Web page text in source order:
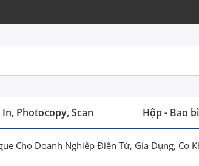
In, Photocopy, Scan Hộp - Bao
Cho Doanh Nghiệp Điện Tử, Gia Dụng, Cơ